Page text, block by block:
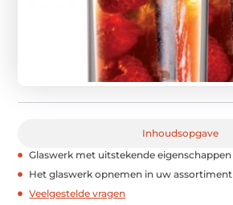
Inhoudsopgave
Glaswerk met uitstekende eigenschappen
Het glaswerk opnemen in uw assortiment
Veelgestelde vragen